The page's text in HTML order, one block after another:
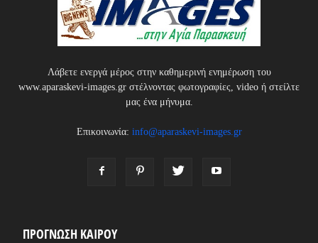
Λάβετε ενεργά μέρος στην καθημερινή ενημέρωση του
www.aparaskevi-images.gr στέλνοντας φωτογραφίες, video ή στείλτε
μας ένα μήνυμα.
Επικοινωνία: info@aparaskevi-images.gr
ΠΡΟΓΝΩΣΗ ΚΑΙΡΟΥ